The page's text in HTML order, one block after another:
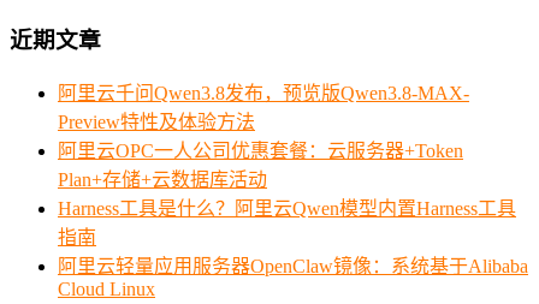
近期文章
阿里云千问Qwen3.8发布，预览版Qwen3.8-MAX-
Preview特性及体验方法
阿里云OPC一人公司优惠套餐：云服务器+Token
Plan+存储+云数据库活动
Harness工具是什么？阿里云Qwen模型内置Harness工具
指南
阿里云轻量应用服务器OpenClaw镜像：系统基于Alibaba
Cloud Linux